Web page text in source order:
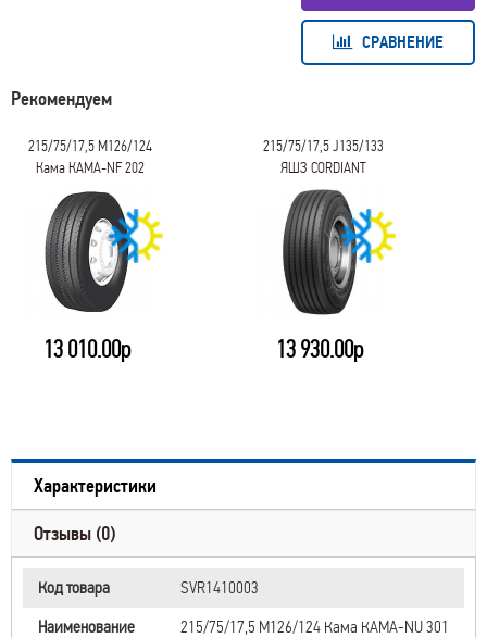
СРАВНЕНИЕ
Рекомендуем
215/75/17,5 M126/124
Кама КАМА-NF 202
13 010.00р
215/75/17,5 J135/133
ЯШЗ CORDIANT
PROFESSIONAL TR-1
13 930.00р
Характеристики
Отзывы (0)
Код товара
SVR1410003
Наименование
215/75/17,5 M126/124 Кама КАМА-NU 301